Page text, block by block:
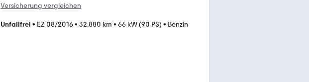
Versicherung vergleichen
Unfallfrei • EZ 08/2016• 32.880 km • 66 kW (90 PS) • Benzin